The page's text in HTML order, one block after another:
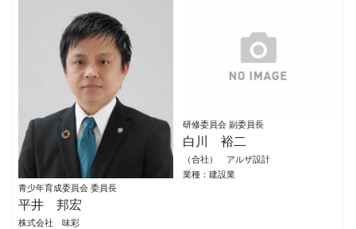
青少年育成委員会 委員長
平井 邦宏
株式会社 味彩
研修委員会 副委員長
白川 裕二
（合社） アルザ設計
業種：建設業